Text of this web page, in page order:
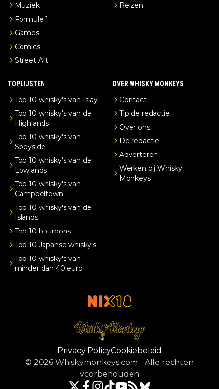
Muziek
Formule 1
Games
Comics
Street Art
Reizen
TOPLIJSTEN
Top 10 whisky's van Islay
Top 10 whisky's van de
Highlands
Top 10 whisky's van
Speyside
Top 10 whisky's van de
Lowlands
Top 10 whisky's van
Campbeltown
Top 10 whisky's van de
Islands
Top 10 bourbons
Top 10 Japanse whisky's
Top 10 whisky's van
minder dan 40 euro
OVER WHISKY MONKEYS
Contact
Tip de redactie
Over ons
De redactie
Adverteren
Werken bij Whisky
Monkeys
Privacy PolicyCookiebeleid
© 2026 Whiskymonkeys.com - Alle rechten
voorbehouden